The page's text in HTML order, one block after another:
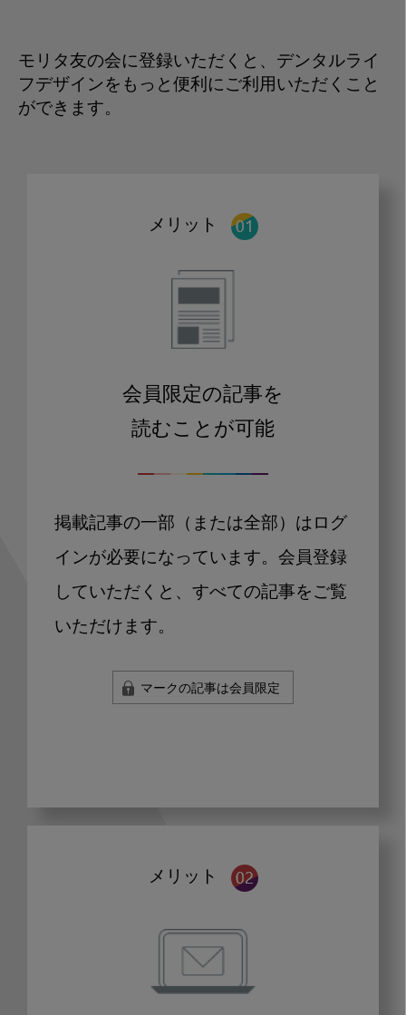
モリタ友の会に登録いただくと、デンタルライ
フデザインをもっと便利にご利用いただくこと
ができます。
メリット
会員限定の記事を
読むことが可能
掲載記事の一部（または全部）はログ
インが必要になっています。会員登録
していただくと、すべての記事をご覧
いただけます。
マークの記事は会員限定
メリット